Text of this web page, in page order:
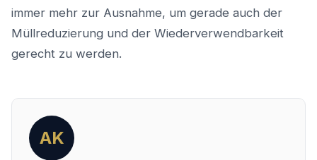
immer mehr zur Ausnahme, um gerade auch der
Müllreduzierung und der Wiederverwendbarkeit
gerecht zu werden.
AK